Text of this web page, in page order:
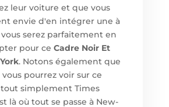
leur voiture et que vous
envie d'en intégrer une à
serez parfaitement en
pour ce Cadre Noir Et
. Notons également que
pourrez voir sur ce
simplement Times
là où tout se passe à New-